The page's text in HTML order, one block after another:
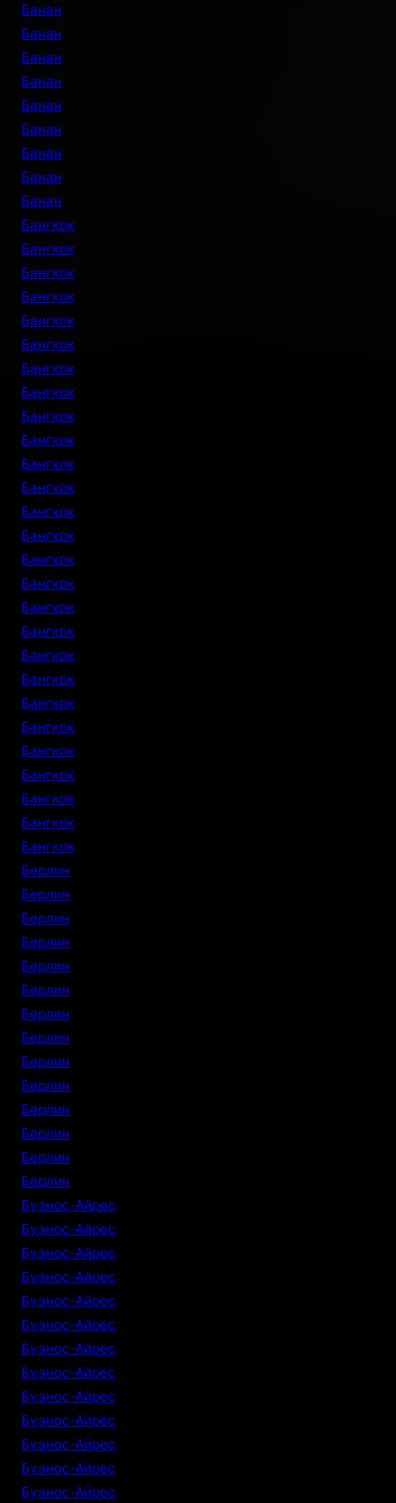
Банан
Банан
Банан
Банан
Банан
Банан
Банан
Банан
Банан
Бангкок
Бангкок
Бангкок
Бангкок
Бангкок
Бангкок
Бангкок
Бангкок
Бангкок
Бангкок
Бангкок
Бангкок
Бангкок
Бангкок
Бангкок
Бангкок
Бангкок
Бангкок
Бангкок
Бангкок
Бангкок
Бангкок
Бангкок
Бангкок
Бангкок
Бангкок
Бангкок
Берлин
Берлин
Берлин
Берлин
Берлин
Берлин
Берлин
Берлин
Берлин
Берлин
Берлин
Берлин
Берлин
Берлин
Буэнос-Айрес
Буэнос-Айрес
Буэнос-Айрес
Буэнос-Айрес
Буэнос-Айрес
Буэнос-Айрес
Буэнос-Айрес
Буэнос-Айрес
Буэнос-Айрес
Буэнос-Айрес
Буэнос-Айрес
Буэнос-Айрес
Буэнос-Айрес